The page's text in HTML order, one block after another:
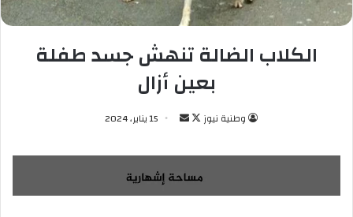
الكلاب الضالة تنهش جسد طفلة
بعين أزال
وطنية نيوز
ت
ب
ع
ع
س
ل
ب
15 يناير، 2024